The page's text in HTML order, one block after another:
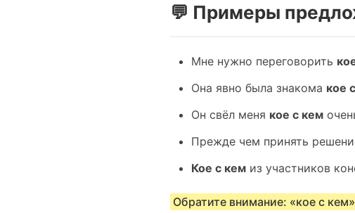
💬 Примеры
Мне нужно переговорить
Она явно была знакома кое
Он свёл меня кое с кем
Прежде чем принять
Кое с кем из участников
Обратите внимание: «кое с